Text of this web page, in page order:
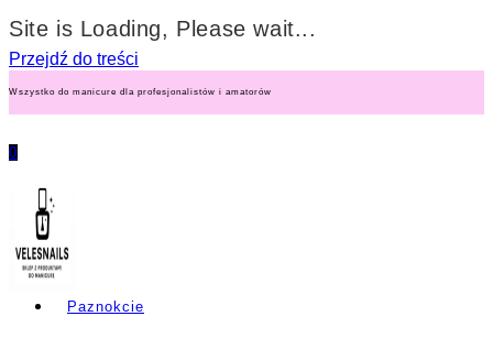
Site is Loading, Please wait...
Przejdź do treści
Wszystko do manicure dla profesjonalistów i amatorów
0
Paznokcie